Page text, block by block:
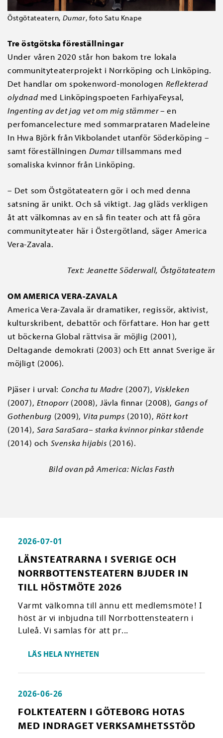
Östgötateatern, Dumar, foto Satu Knape
Tre östgötska föreställningar
Under våren 2020 står hon bakom tre lokala
communityteaterprojekt i Norrköping och Linköping.
Det handlar om spokenword-monologen Reflekterad
olydnadmed Linköpingspoeten FarhiyaFeysal,
Ingenting av det jag vet om mig stämmer –en
perfomancelecture med sommarprataren Madeleine
In Hwa Björk från Vikbolandet utanför Söderköping –
samt föreställningen Dumartillsammans med
somaliska kvinnor från Linköping.
– Det som Östgötateatern gör i och med denna
satsning är unikt. Och så viktigt. Jag gläds verkligen
åt att välkomnas av en så fin teater och att få göra
communityteater här i Östergötland, säger America
Vera-Zavala.
Text: Jeanette Söderwall, Östgötateatern
OM AMERICA VERA-ZAVALA
America Vera-Zavala är dramatiker, regissör, aktivist,
kulturskribent, debattör och författare. Hon har gett
ut böckerna Global rättvisa är möjlig (2001),
Deltagande demokrati (2003) och Ett annat Sverige är
möjligt (2006).
Pjäser i urval: Concha tu Madre (2007), Viskleken
(2007), Etnoporr(2008), Jävla finnar (2008), Gangs of
Gothenburg (2009), Vita pumps (2010), Rött kort
(2014), Sara SaraSara– starka kvinnor pinkar stående
(2014) och Svenska hijabis (2016).
Bild ovan på America: Niclas Fasth
2026-07-01
LÄNSTEATRARNA I SVERIGE OCH
NORRBOTTENSTEATERN BJUDER IN
TILL HÖSTMÖTE 2026
Varmt välkomna till ännu ett medlemsmöte! I
höst är vi inbjudna till Norrbottensteatern i
Luleå. Vi samlas för att pr...
LÄS HELA NYHETEN
2026-06-26
FOLKTEATERN I GÖTEBORG HOTAS
MED INDRAGET VERKSAMHETSSTÖD